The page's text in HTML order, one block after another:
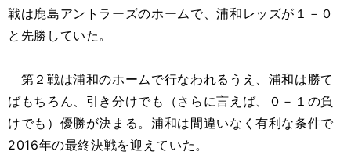
戦は鹿島アントラーズのホームで、浦和レッズが１－０
と先勝していた。
第２戦は浦和のホームで行なわれるうえ、浦和は勝て
ばもちろん、引き分けでも（さらに言えば、０－１の負
けでも）優勝が決まる。浦和は間違いなく有利な条件で
2016年の最終決戦を迎えていた。